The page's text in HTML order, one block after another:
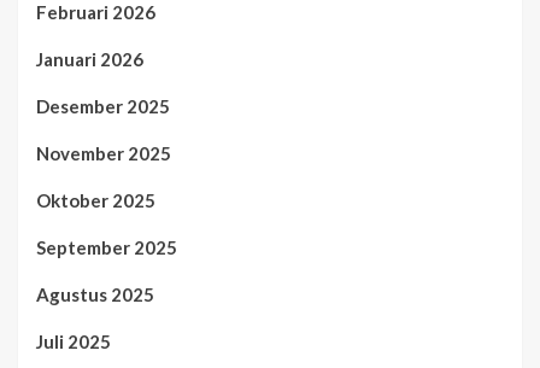
Februari 2026
Januari 2026
Desember 2025
November 2025
Oktober 2025
September 2025
Agustus 2025
Juli 2025